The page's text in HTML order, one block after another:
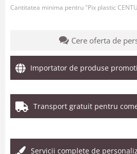
Cantitatea minima pentru "Pix plastic
Cere oferta de
Importator de produse
Transport gratuit pentru
Servicii complete de